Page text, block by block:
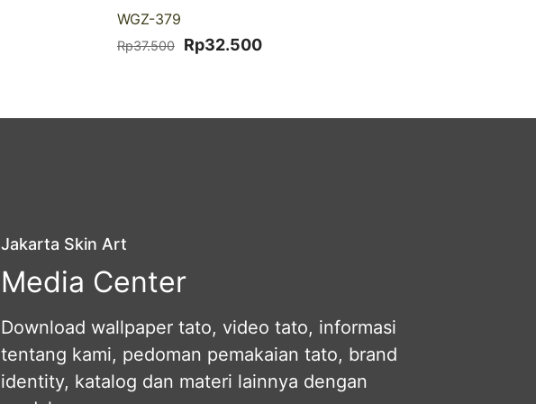
WGZ-379
Rp37.500
Harga
Rp37.500.
Rp32.500Harga
adalah:
Jakarta Skin Art
Media Center
Download wallpaper tato, video tato, informasi
tentang kami, pedoman pemakaian tato, brand
identity, katalog dan materi lainnya dengan